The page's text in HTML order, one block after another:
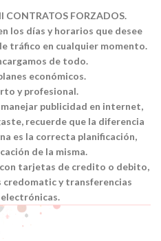
CONTRATOS FORZADOS.
los días y horarios que desee
tráfico en cualquier momento.
de todo.
económicos.
y profesional.
manejar publicidad en internet,
recuerde que la diferencia
es la correcta planificación,
de la misma.
tarjetas de credito o debito,
credomatic y transferencias